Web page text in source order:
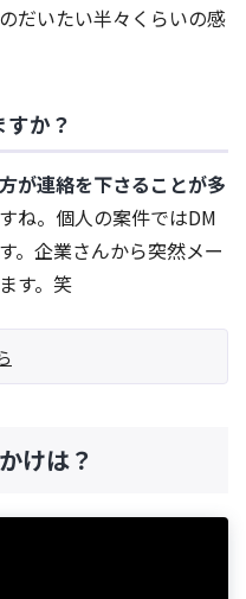
だいたい半々くらいの感
か？
が連絡を下さることが多
ね。個人の案件ではDM
。企業さんから突然メー
す。笑
けは？